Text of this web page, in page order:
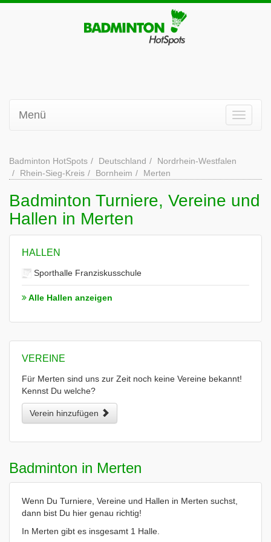
Menü
Badminton HotSpots Deutschland
Nordrhein-Westfalen
Rhein-Sieg-Kreis
Bornheim Merten
Badminton Turniere, Vereine und
Hallen in Merten
HALLEN
Sporthalle Franziskusschule
Alle Hallen anzeigen
VEREINE
Für Merten sind uns zur Zeit noch keine Vereine bekannt!
Kennst Du welche?
Verein hinzufügen
Badminton in Merten
Wenn Du Turniere, Vereine und Hallen in Merten suchst,
dann bist Du hier genau richtig!
In Merten gibt es insgesamt 1 Halle.